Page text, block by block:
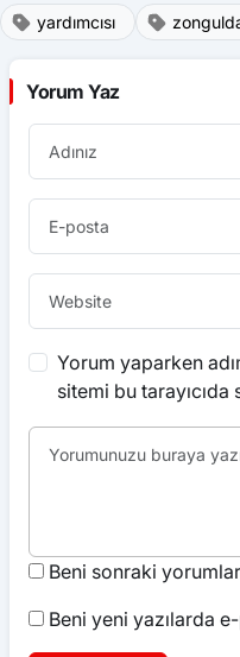
yardımcısı
Yorum Yaz
Yorum yaparken
sitemi bu tarayıcıda
Beni sonraki
Beni yeni yazılarda